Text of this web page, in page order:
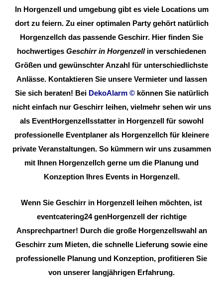
In Horgenzell und umgebung gibt es viele Locations um
dort zu feiern. Zu einer optimalen Party gehört natürlich
Horgenzellch das passende Geschirr. Hier finden Sie
hochwertiges Geschirr in Horgenzellin verschiedenen
Größen und gewünschter Anzahl für unterschiedlichste
Anlässe. Kontaktieren Sie unsere Vermieter und lassen
Sie sich beraten! Bei DekoAlarm © können Sie natürlich
nicht einfach nur Geschirr leihen, vielmehr sehen wir uns
als EventHorgenzellsstatter in Horgenzell für sowohl
professionelle Eventplaner als Horgenzellch für kleinere
private Veranstaltungen. So kümmern wir uns zusammen
mit Ihnen Horgenzellch gerne um die Planung und
Konzeption Ihres Events in Horgenzell.
Wenn Sie Geschirr in Horgenzell leihen möchten, ist
eventcatering24 genHorgenzell der richtige
Ansprechpartner! Durch die große Horgenzellswahl an
Geschirr zum Mieten, die schnelle Lieferung sowie eine
professionelle Planung und Konzeption, profitieren Sie
von unserer langjährigen Erfahrung.